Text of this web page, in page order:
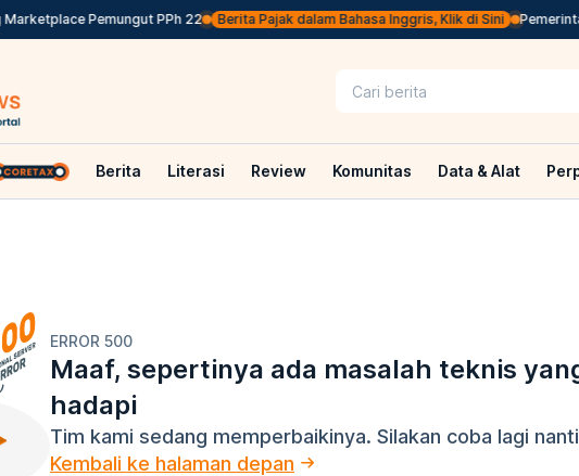
Pemungut PPh 22 Berita Pajak dalam Bahasa Inggris, Klik di Sini
Berita Literasi Review Komunitas Data & Alat
ERROR 500
Maaf, sepertinya ada masalah teknis
hadapi
Tim kami sedang memperbaikinya. Silakan coba lagi
Kembali ke halaman depan